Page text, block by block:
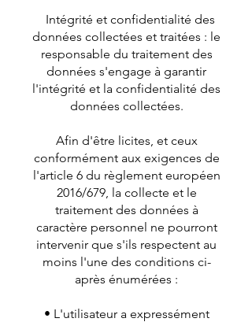
Intégrité et confidentialité des
données collectées et traitées : le
responsable du traitement des
données s'engage à garantir
l'intégrité et la confidentialité des
données collectées.
Afin d'être licites, et ceux
conformément aux exigences de
l'article 6 du règlement européen
2016/679, la collecte et le
traitement des données à
caractère personnel ne pourront
intervenir que s'ils respectent au
moins l'une des conditions ci-
après énumérées :
• L'utilisateur a expressément